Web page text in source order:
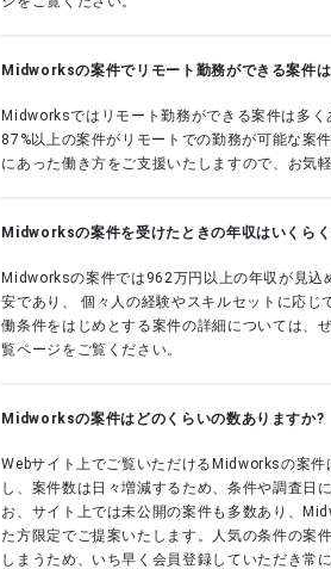
Midworksの案件でリモート勤務ができる案件
Midworksではリモート勤務ができる案件は多く
87%以上の案件がリモートでの勤務が可能な案
にあった働き方をご支援いたしますので、お気
Midworksの案件を受けたときの年収はいくら
Midworksの案件では962万円以上の年収が見込
安であり、 個々人の経験やスキルセットに応じ
働条件をはじめとする案件の詳細については、
覧ページをご覧ください。
Midworksの案件はどのくらいの数ありますか?
Webサイト上でご覧いただけるMidworksの案
し、案件数は日々増減するため、条件や調査日
お、サイト上では未公開の案件も多数あり、
た方限定でご提案いたします。人気の条件の案
しまうため、いち早く会員登録していただき常